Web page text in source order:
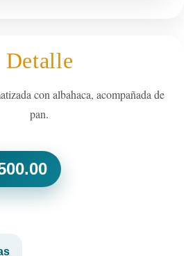
Detalle
con albahaca, acompañada de
pan.